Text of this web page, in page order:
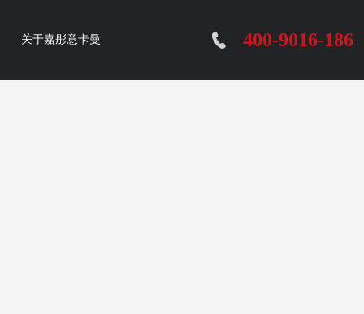
400-9016-186
关于嘉彤意卡曼